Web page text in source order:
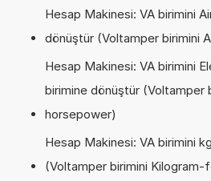
Hesap Makinesi: VA birimini
dönüştür (Voltamper birimini
Hesap Makinesi: VA birimini
birimine dönüştür (Voltamper
horsepower)
Hesap Makinesi: VA birimini
(Voltamper birimini